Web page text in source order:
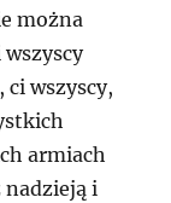
można
wszyscy
wszyscy,
armiach
nadzieją i